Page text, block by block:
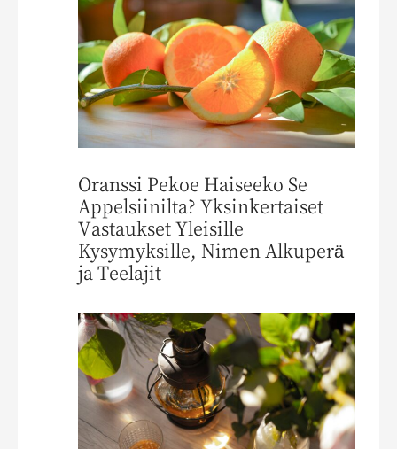
Oranssi Pekoe Haiseeko Se
Appelsiinilta? Yksinkertaiset
Vastaukset Yleisille
Kysymyksille, Nimen Alkuperä
ja Teelajit